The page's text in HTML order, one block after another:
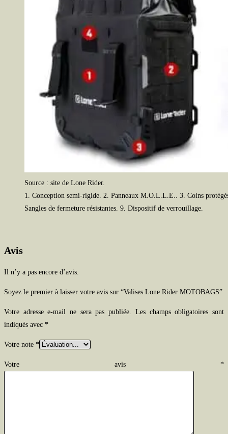
Source : site de Lone Rider.
1. Conception semi-rigide. 2. Panneaux M.O.L.L.E.. 3. Coins
Sangles de fermeture résistantes. 9. Dispositif de verrouillage.
Avis
Il n’y a pas encore d’avis.
Soyez le premier à laisser votre avis sur “Valises Lone Rider MOTOBAGS”
Votre adresse e-mail ne sera pas publiée. Les champs obligatoires sont
indiqués avec *
Votre note *
Votre avis *